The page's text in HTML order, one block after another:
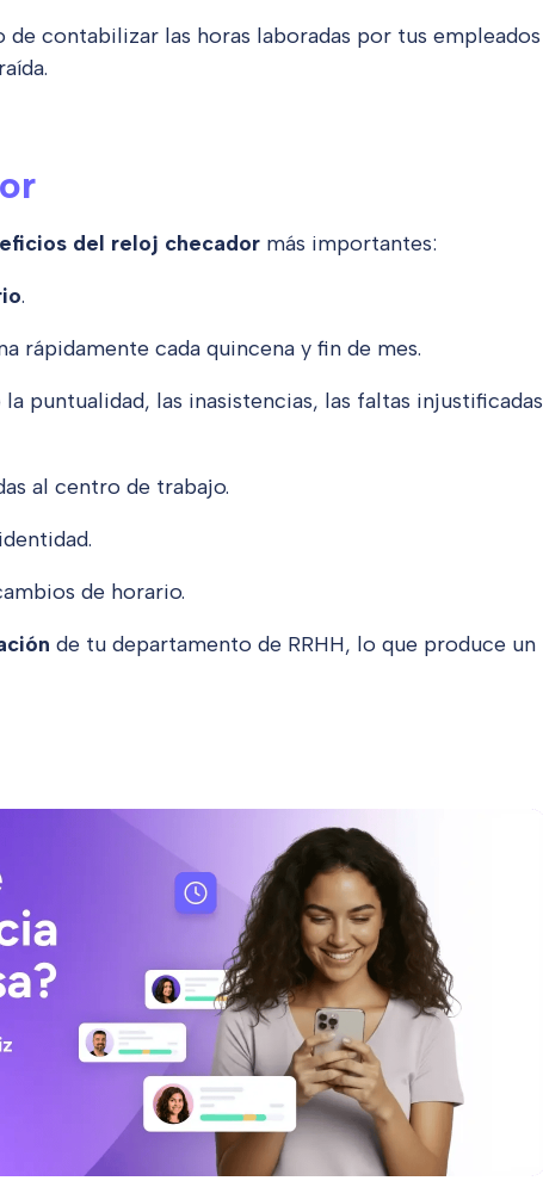
contabilizar las horas laboradas por tus empleados
del reloj checador más importantes:
.
rápidamente cada quincena y fin de mes.
puntualidad, las inasistencias, las faltas injustificadas
al centro de trabajo.
.
de horario.
de tu departamento de RRHH, lo que produce un